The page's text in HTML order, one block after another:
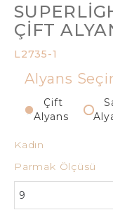
ÇIFT
L2735-1
Alyans
Çift
Alyans
Kadın
Parmak Ölçüsü